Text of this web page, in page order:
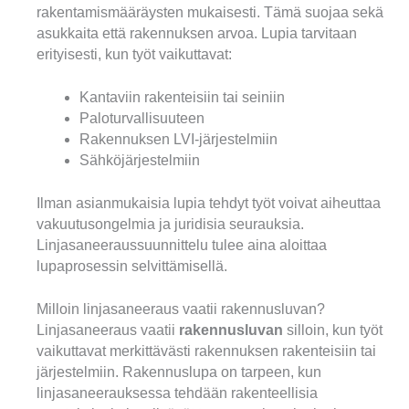
rakentamismääräysten mukaisesti. Tämä suojaa sekä
asukkaita että rakennuksen arvoa. Lupia tarvitaan
erityisesti, kun työt vaikuttavat:
Kantaviin rakenteisiin tai seiniin
Paloturvallisuuteen
Rakennuksen LVI-järjestelmiin
Sähköjärjestelmiin
Ilman asianmukaisia lupia tehdyt työt voivat aiheuttaa
vakuutusongelmia ja juridisia seurauksia.
Linjasaneeraussuunnittelu tulee aina aloittaa
lupaprosessin selvittämisellä.
Milloin linjasaneeraus vaatii rakennusluvan?
Linjasaneeraus vaatii rakennusluvan silloin, kun työt
vaikuttavat merkittävästi rakennuksen rakenteisiin tai
järjestelmiin. Rakennuslupa on tarpeen, kun
linjasaneerauksessa tehdään rakenteellisia